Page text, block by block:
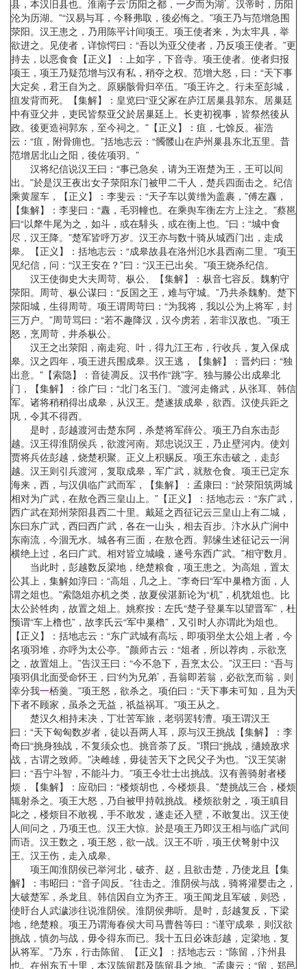
县，本汉旧县也。淮南子云‘历阳之都， 一夕而为湖’。汉帝时，历阳
沦为历湖。”“汉易与耳，今释弗取，後必悔之。”项王乃与范增急围
荥阳。汉王患之，乃用陈平计间项王。项王使者来，为太牢具，举
欲进之。见使者，详惊愕曰：“吾以为亚父使者，乃反项王使者。”更
持去，以恶食食【正义】：上如字，下音寺。项王使者。使者归报
项王，项王乃疑范增与汉有私，稍夺之权。范增大怒，曰：“天下事
大定矣，君王自为之。原赐骸骨归卒伍。”项王许之。行未至彭城，
疽发背而死。【集解】：皇览曰“亚父冢在庐江居巢县郭东。居巢廷
中有亚父井，吏民皆祭亚父於居巢廷上。长吏初视事，皆祭然後从
政。後更造祠郭东，至今祠之。”【正义】：疽，七馀反。崔浩
云：“疽，附骨痈也。”括地志云：“髑髅山在庐州巢县东北五里。昔
范增居北山之阳，後佐项羽。”
汉将纪信说汉王曰：“事已急矣，请为王诳楚为王，王可以间
出。”於是汉王夜出女子荥阳东门被甲二千人，楚兵四面击之。纪信
乘黄屋车，【正义】：李斐云：“天子车以黄缯为盖裹，”傅左纛，
【集解】：李斐曰：“纛，毛羽幢也。在乘舆车衡左方上注之。”蔡邕
曰“以犛牛尾为之，如斗，或在騑头，或在衡上也。”曰：“城中食
尽，汉王降。”楚军皆呼万岁。汉王亦与数十骑从城西门出，走成
皋。【正义】：括地志云：“成皋故县在洛州氾水县西南二里。”项王
见纪信，问：“汉王安在？”曰：“汉王已出矣。”项王烧杀纪信。
汉王使御史大夫周苛、枞公、【集解】：枞音七容反。魏豹守
荥阳。周苛、枞公谋曰：“反国之王，难与守城。”乃共杀魏豹。楚下
荥阳城，生得周苛。项王谓周苛曰：“为我将，我以公为上将军，封
三万户。”周苛骂曰：“若不趣降汉，汉今虏若，若非汉敌也。”项王
怒，烹周苛，井杀枞公。
汉王之出荥阳，南走宛、叶，得九江王布，行收兵，复入保成
皋。汉之四年，项王进兵围成皋。汉王逃，【集解】：晋灼曰：“独
出意。”【索隐】：音徒凋反。汉书作“跳”字。独与滕公出成皋北
门，【集解】：徐广曰：“北门名玉门。”渡河走脩武，从张耳、韩信
军。诸将稍稍得出成皋，从汉王。楚遂拔成皋，欲西。汉使兵距之
巩，令其不得西。
是时，彭越渡河击楚东阿，杀楚将军薛公。项王乃自东击彭
越。汉王得淮阴侯兵，欲渡河南。郑忠说汉王，乃止壁河内。使刘
贾将兵佐彭越，烧楚积聚。正义上积赐反。项王东击破之，走彭
越。汉王则引兵渡河，复取成皋，军广武，就敖仓食。项王已定东
海来，西，与汉俱临广武而军，【集解】：孟康曰：“於荥阳筑两城
相对为广武，在敖仓西三皇山上。”【正义】：括地志云：“东广武，
西广武在郑州荥阳县西二十里。戴延之西征记云三皇山上有二城，
东曰东广武，西曰西广武，各在一山头，相去百步。汴水从广涧中
东南流，今涸无水。城各有三面，在敖仓西。郭缘生述征记云一涧
横绝上过，名曰广武。相对皆立城巉，遂号东西广武。”相守数月。
当此时，彭越数反梁地，绝楚粮食，项王患之。为高俎，置太
公其上，集解如淳曰：“高俎，几之上。”李奇曰“军中巢橹方面，人
谓之俎也。”索隐俎亦机之类，故夏侯湛新论为“机”，机犹俎也。比
太公於牲肉，故置之俎上。姚察按：左氏“楚子登巢车以望晋军”，杜
预谓“车上橹也”，故李氏云“军中巢橹”，又引时人亦谓此为俎也。
【正义】：括地志云：“东广武城有高坛，即项羽坐太公俎上者，今
名项羽堆，亦呼为太公亭。”颜师古云：“俎者，所以荐肉，示欲烹
之，故置俎上。”告汉王曰：“今不急下，吾烹太公。”汉王曰：“吾与
项羽俱北面受命怀王，曰‘约为兄弟’，吾翁即若翁，必欲烹而翁，则
幸分我一桮羹。”项王怒，欲杀之。项伯曰：“天下事未可知，且为天
下者不顾家，虽杀之无益，祇益祸耳。”项王从之。
楚汉久相持未决，丁壮苦军旅，老弱罢转漕。项王谓汉王
曰：“天下匈匈数岁者，徒以吾两人耳，原与汉王挑战【集解】：李
奇曰“挑身独战，不复须众也。挑音荼了反。”瓚曰“挑战，擿嬈敌求
战，古谓之致师。”决雌雄，毋徒苦天下之民父子为也。”汉王笑谢
曰：“吾宁斗智，不能斗力。”项王令壮士出挑战。汉有善骑射者楼
烦，【集解】：应劭曰：“楼烦胡也，今楼烦县。”楚挑战三合，楼烦
辄射杀之。项王大怒，乃自被甲持戟挑战。楼烦欲射之，项王瞋目
叱之，楼烦目不敢视，手不敢发，遂走还入壁，不敢复出。汉王使
人间问之，乃项王也。汉王大惊。於是项王乃即汉王相与临广武间
而语。汉王数之，项王怒，欲一战。汉王不听，项王伏弩射中汉
王。汉王伤，走入成皋。
项王闻淮阴侯已举河北，破齐、赵，且欲击楚，乃使龙且【集
解】：韦昭曰：“音子闾反。”往击之。淮阴侯与战，骑将灌婴击之，
大破楚军，杀龙且。韩信因自立为齐王。项王闻龙且军破，则恐，
使盱台人武濊涉往说淮阴侯。淮阴侯弗听。是时，彭越复反，下梁
地，绝楚粮。项王乃谓海春侯大司马曹咎等曰：“谨守成皋，则汉欲
挑战，慎勿与战，毋令得东而已。我十五日必诛彭越，定梁地，复
从将军。”乃东，行击陈留、【正义】：括地志云：“陈留，汴州县
也。在州东五十里，本汉陈留郡及陈留县之地。”孟康云：“留，郑邑